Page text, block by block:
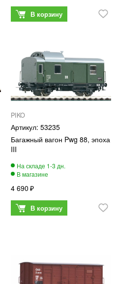
PIKO
53235
Багажный вагон Pwg 88, эпоха
III
4 690